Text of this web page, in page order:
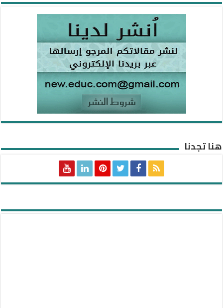
هنا تجدنا